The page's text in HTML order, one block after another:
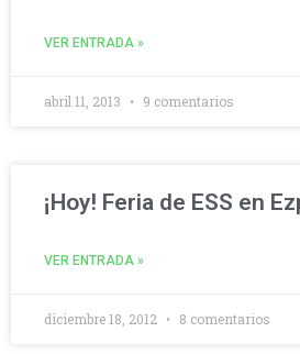
VER ENTRADA »
abril 11, 2013 9 comentarios
¡Hoy! Feria de ESS en
VER ENTRADA »
diciembre 18, 2012 8 comentarios